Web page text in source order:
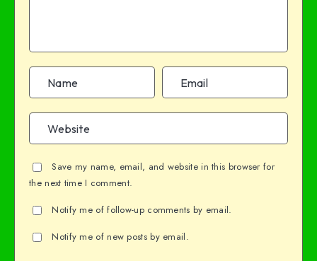
Save my name, email, and website in this browser for
the next time I comment.
Notify me of follow-up comments by email.
Notify me of new posts by email.